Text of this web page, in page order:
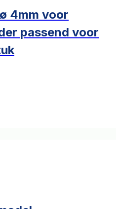
4mm voor
passend voor